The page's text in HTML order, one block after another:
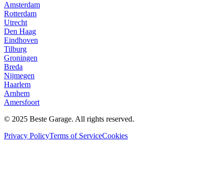
Amsterdam
Rotterdam
Utrecht
Den Haag
Eindhoven
Tilburg
Groningen
Breda
Nijmegen
Haarlem
Arnhem
Amersfoort
© 2025 Beste Garage. All rights reserved.
Privacy PolicyTerms of ServiceCookies